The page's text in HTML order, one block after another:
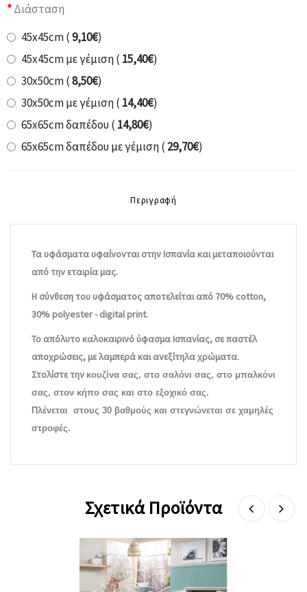
Διάσταση
45x45cm (9,10€)
45x45cm με γέμιση ( 15,40€)
30x50cm (8,50€)
30x50cm με γέμιση ( 14,40€)
65x65cm δαπέδου ( 14,80€)
65x65cm δαπέδου με γέμιση ( 29,70€)
Περιγραφή
Τα υφάσματα υφαίνονται στην Ισπανία και μεταποιούνται
από την εταιρία μας.
Η σύνθεση του υφάσματος αποτελείται από 70% cotton,
30% polyester - digital print.
Το απόλυτο καλοκαιρινό ύφασμα Ισπανίας, σε παστέλ
αποχρώσεις, με λαμπερά και ανεξίτηλα χρώματα.
Στολίστε την κουζίνα σας, στο σαλόνι σας, στο μπαλκόνι
σας, στον κήπο σας και στο εξοχικό σας.
Πλένεται στους 30 βαθμούς και στεγνώνεται σε χαμηλές
στροφές.
Σχετικά Προϊόντα